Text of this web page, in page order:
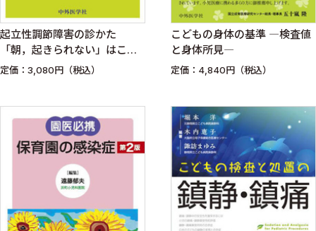
起立性調節障害の診かた
「朝，起きられない」はこう
して治せ
定価：3,080円（税込）
こどもの身体の基準 ―検査値
と身体所見―
定価：4,840円（税込）